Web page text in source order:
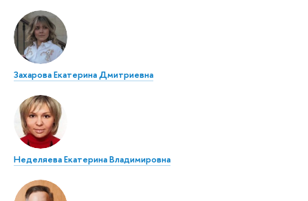
Захарова Екатерина Дмитриевна
Неделяева Екатерина Владимировна